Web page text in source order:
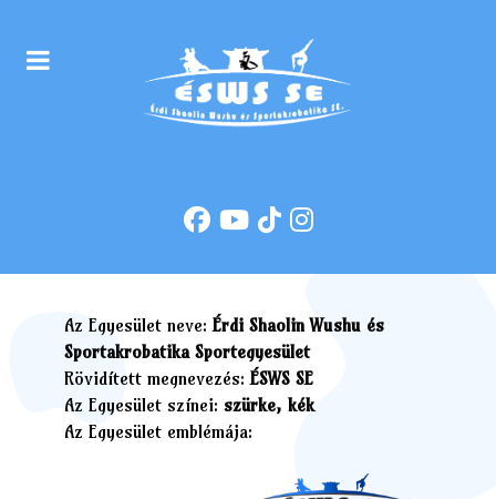
Az Egyesület neve: Érdi Shaolin Wushu és
Sportakrobatika Sportegyesület
Rövidített megnevezés: ÉSWS SE
Az Egyesület színei: szürke, kék
Az Egyesület emblémája: